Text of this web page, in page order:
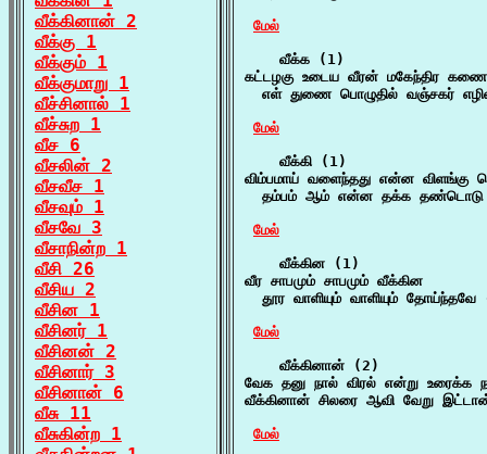
வீக்கினான் 2
வீக்கு 1
வீக்கும் 1
வீக்குமாறு 1
வீச்சினால் 1
வீச்சுற 1
வீச 6
வீசலின் 2
வீசவீச 1
வீசவும் 1
வீசவே 3
வீசாநின்ற 1
வீசி 26
வீசிய 2
வீசின 1
வீசினர் 1
வீசினன் 2
வீசினார் 3
வீசினான் 6
வீசு 11
வீசுகின்ற 1
மேல்
    வீக்க (1)
கட்டழகு உடைய வீரன் மகேந்திர
எள் துணை பொழுதில் வஞ்சகர்
மேல்
    வீக்கி (1)
விம்பமாய் வளைந்தது என்ன
தம்பம் ஆம் என்ன தக்க தண்டொடு
மேல்
    வீக்கின (1)
வீர சாபமும் சாபமும் வீக்கின
தூர வாளியும் வாளியும் தோய்ந்தவே
மேல்
    வீக்கினான் (2)
வேக தனு நால் விரல் என்று உரைக்க
வீக்கினான் சிலரை ஆவி வேறு
மேல்